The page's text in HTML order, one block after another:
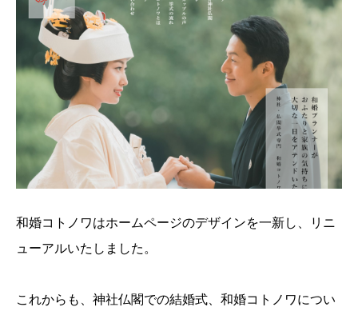
和婚コトノワはホームページのデザインを一新し、リニ
ューアルいたしました。
これからも、神社仏閣での結婚式、和婚コトノワについ